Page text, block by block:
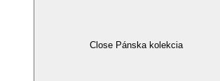
Close Pánska kolekcia